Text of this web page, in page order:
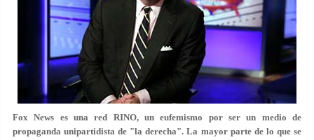
Fox News es una red RINO, un eufemismo por ser un medio de
propaganda unipartidista de "la derecha". La mayor parte de lo que se